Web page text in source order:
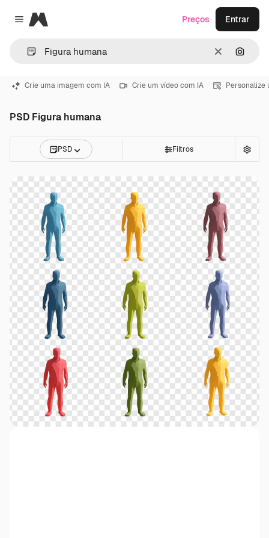
Close menu
Magnific
Limpar
Preços Entrar
Crie uma imagem com IA Crie um vídeo com IA Personalize
PSD Figura humana
PSD Filtros